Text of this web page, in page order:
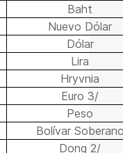
Baht
Nuevo Dólar
Dólar
Lira
Hryvnia
Euro 3/
Peso
Bolívar
Dong 2/